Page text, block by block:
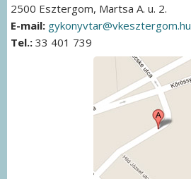
2500 Esztergom, Martsa A. u. 2.
E-mail: gykonyvtar@vkesztergom.hu
Tel.: 33 401 739